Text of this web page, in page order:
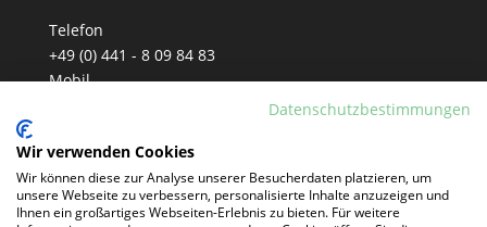
Telefon
+49 (0) 441 - 8 09 84 83
Mobil
info@tm-telemarketing.de
Datenschutzbestimmungen
Wir verwenden Cookies
Wir können diese zur Analyse unserer Besucherdaten platzieren, um
unsere Webseite zu verbessern, personalisierte Inhalte anzuzeigen und
Ihnen ein großartiges Webseiten-Erlebnis zu bieten. Für weitere